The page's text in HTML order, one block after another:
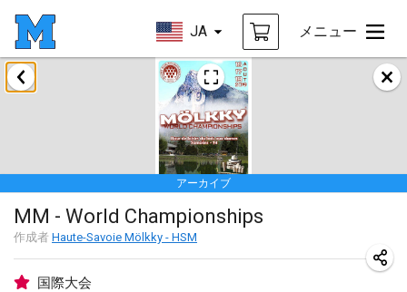
JA メニュー
アーカイブ
MM - World Championships
作成者 Haute-Savoie Mölkky - HSM
国際大会
2019年1月
New Year's Throw Mölkky
チェコ
Tournoi Mixte ASPTTOM
2019年1月20日|フランス
Tournoi d'Hiver
2019年1月26日